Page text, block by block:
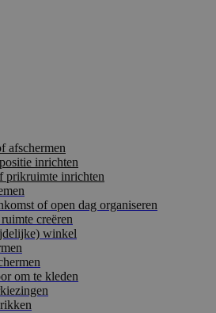
afschermen
inrichten
prikruimte inrichten
of open dag organiseren
creëren
winkel
om te kleden